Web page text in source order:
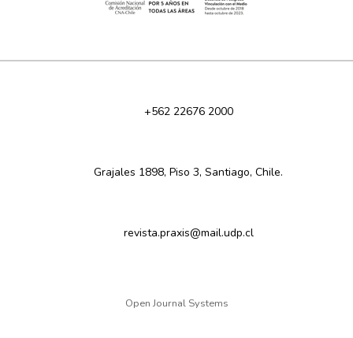
+562 22676 2000
Grajales 1898, Piso 3, Santiago, Chile.
revista.praxis@mail.udp.cl
Open Journal Systems